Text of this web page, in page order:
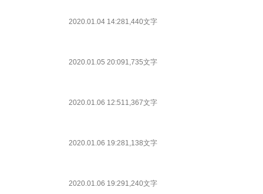
2020.01.04 14:281,440文字
2020.01.05 20:091,735文字
2020.01.06 12:511,367文字
2020.01.06 19:281,138文字
2020.01.06 19:291,240文字